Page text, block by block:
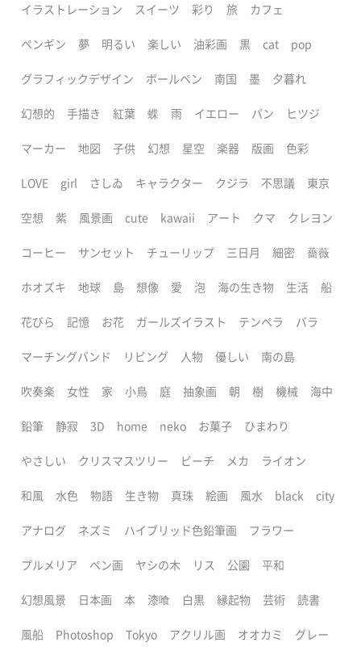
イラストレーション スイーツ 彩り 旅 カフェ
ペンギン 夢 明るい 楽しい 油彩画 黒 cat pop
グラフィックデザイン ボールペン 南国 墨 夕暮れ
幻想的 手描き 紅葉 蝶 雨 イエロー パン ヒツジ
マーカー 地図 子供 幻想 星空 楽器 版画 色彩
LOVE girl さしゐ キャラクター クジラ 不思議 東京
空想 紫 風景画 cute kawaii アート クマ クレヨン
コーヒー サンセット チューリップ 三日月 細密 薔薇
ホオズキ 地球 島 想像 愛 泡 海の生き物 生活 船
花びら 記憶 お花 ガールズイラスト テンペラ バラ
マーチングバンド リビング 人物 優しい 南の島
吹奏楽 女性 家 小鳥 庭 抽象画 朝 樹 機械 海中
鉛筆 静寂 3D home neko お菓子 ひまわり
やさしい クリスマスツリー ビーチ メカ ライオン
和風 水色 物語 生き物 真珠 絵画 風水 black city
アナログ ネズミ ハイブリッド色鉛筆画 フラワー
プルメリア ペン画 ヤシの木 リス 公園 平和
幻想風景 日本画 本 漆喰 白黒 縁起物 芸術 読書
風船 Photoshop Tokyo アクリル画 オオカミ グレー